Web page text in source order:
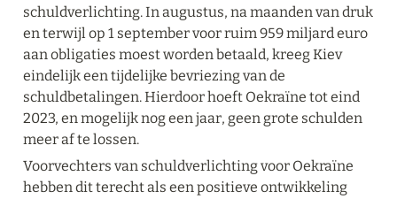
schuldverlichting. In augustus, na maanden van druk
en terwijl op 1 september voor ruim 959 miljard euro
aan obligaties moest worden betaald, kreeg Kiev
eindelijk een tijdelijke bevriezing van de
schuldbetalingen. Hierdoor hoeft Oekraïne tot eind
2023, en mogelijk nog een jaar, geen grote schulden
meer af te lossen.
Voorvechters van schuldverlichting voor Oekraïne
hebben dit terecht als een positieve ontwikkeling